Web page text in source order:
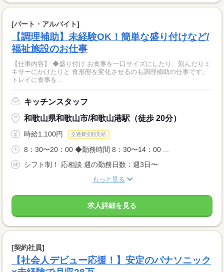
[パート・アルバイト]
【調理補助】未経験OK！簡単な盛り付けなど/
福祉施設のお仕事
【仕事内容】 ◆盛り付け お食事を一口サイズにしたり、刻んだりミ
キサーにかけたりと 食形態を変化させるのも調理補助の仕事です。
トレイに食事を...
キッチンスタッフ
和歌山県和歌山市/和歌山港駅（徒歩 20分）
時給1,100円 交通費全額支給
8：30〜20：00 ◆勤務時間 8：30〜14：00 ...
シフト制！ 応相談 週の勤務日数：週3日〜
もっと見る
求人詳細を見る
[契約社員]
【社会人デビュー応援！】安定のパナソニック